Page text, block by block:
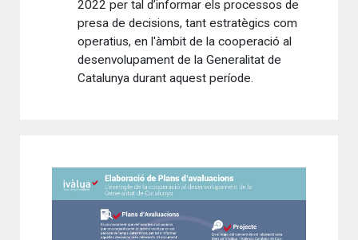
2022 per tal d’informar els processos de
presa de decisions, tant estratègics com
operatius, en l'àmbit de la cooperació al
desenvolupament de la Generalitat de
Catalunya durant aquest període.